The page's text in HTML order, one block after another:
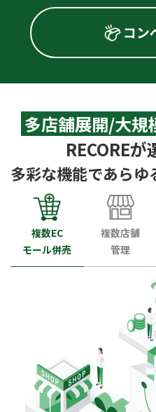
コン
多店舗展開/大規
RECORE
多彩な機能であらゆ
複数EC
モール併売
複数店舗
管理